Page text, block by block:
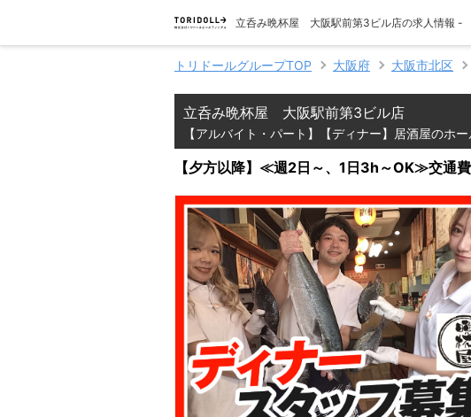
立呑み晩杯屋 大阪駅前第3ビル店の求人情報 -
トリドールグループTOP 大阪府 大阪市北区
立呑み晩杯屋 大阪駅前第3ビル店
【アルバイト・パート】【ディナー】居酒屋のホ
【夕方以降】≪週2日～、1日3h～OK≫交通